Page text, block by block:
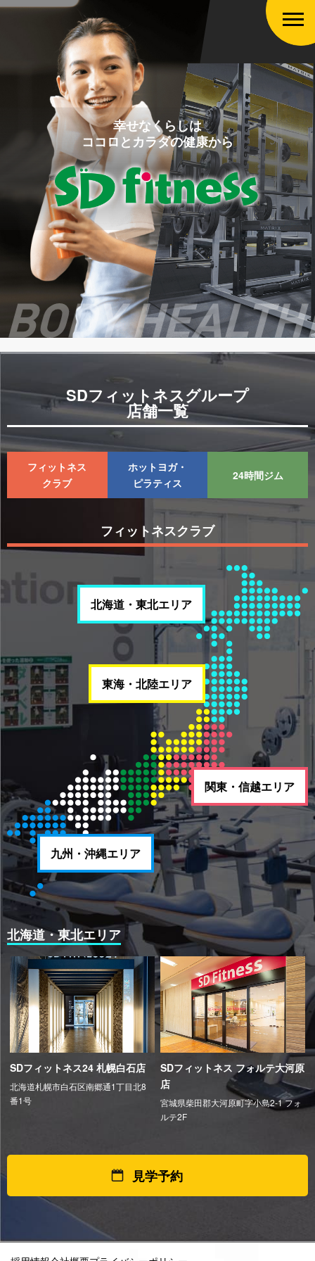
幸せなくらしは
ココロとカラダの健康から
SDフィットネスグループ
店舗一覧
フィットネスクラブ
北海道・東北エリア
東海・北陸エリア
関東・信越エリア
九州・沖縄エリア
フィットネス
クラブ
ホットヨガ・
ピラティス
24時間ジム
北海道・東北エリア
SDフィットネス24 札幌白石店
北海道札幌市白石区南郷通1丁目北8
番1号
SDフィットネス フォルテ大河原
店
宮城県柴田郡大河原町字小島2-1 フォ
ルテ2F
見学予約